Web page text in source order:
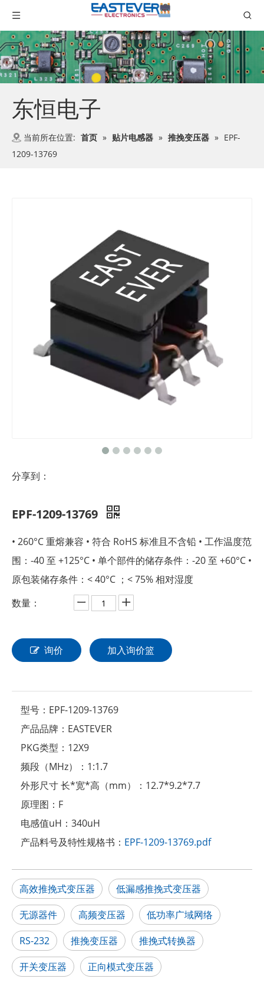
东恒电子
当前所在位置: 首页 » 贴片电感器 » 推挽变压器 » EPF-
1209-13769
分享到：
EPF-1209-13769
• 260°C 重熔兼容 • 符合 RoHS 标准且不含铅 • 工作温度范
围：-40 至 +125°C • 单个部件的储存条件：-20 至 +60°C •
原包装储存条件：< 40°C ；< 75% 相对湿度
数量：
询价 加入询价篮
型号： EPF-1209-13769
产品品牌： EASTEVER
PKG类型： 12X9
频段（MHz）： 1:1.7
外形尺寸 长*宽*高（mm）： 12.7*9.2*7.7
原理图： F
电感值uH： 340uH
产品料号及特性规格书： EPF-1209-13769.pdf
高效推挽式变压器
低漏感推挽式变压器
无源器件
高频变压器
低功率广域网络
RS-232
推挽变压器
推挽式转换器
开关变压器
正向模式变压器